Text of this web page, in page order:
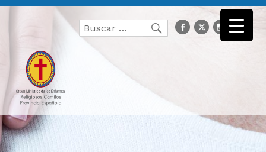
Buscar
por:
Buscarfacebook
Twitter